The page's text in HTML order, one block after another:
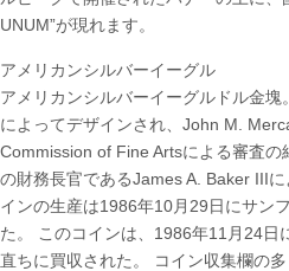
UNUM”が現れます。
アメリカンシルバーイーグル
アメリカンシルバーイーグルドル金
によってデザインされ、John M.
Commission of Fine Artsによる審査
の財務長官であるJames A. Baker III
インの生産は1986年10月29日にサン
た。 このコインは、1986年11月24日
直ちに買収された。 コイン収集欄の